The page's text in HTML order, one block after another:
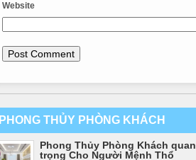
Website
PHONG THỦY PHÒNG KHÁCH
Phong Thủy Phòng Khách quan
trọng Cho Người Mệnh Thổ